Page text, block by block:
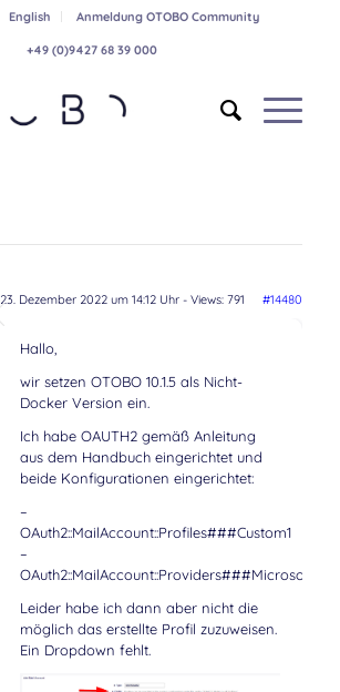
English Anmeldung OTOBO Community
+49 (0)9427 68 39 000
23. Dezember 2022 um 14:12 Uhr- Views: 791 #14480
Hallo,
wir setzen OTOBO 10.1.5 als Nicht-
Docker Version ein.
Ich habe OAUTH2 gemäß Anleitung
aus dem Handbuch eingerichtet und
beide Konfigurationen eingerichtet:
–
OAuth2::MailAccount::Profiles###Custom1
–
Leider habe ich dann aber nicht die
möglich das erstellte Profil zuzuweisen.
Ein Dropdown fehlt.